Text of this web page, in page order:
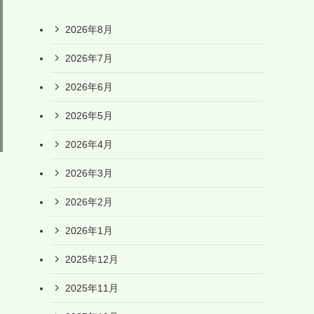
2026年8月
2026年7月
2026年6月
2026年5月
2026年4月
2026年3月
2026年2月
2026年1月
2025年12月
2025年11月